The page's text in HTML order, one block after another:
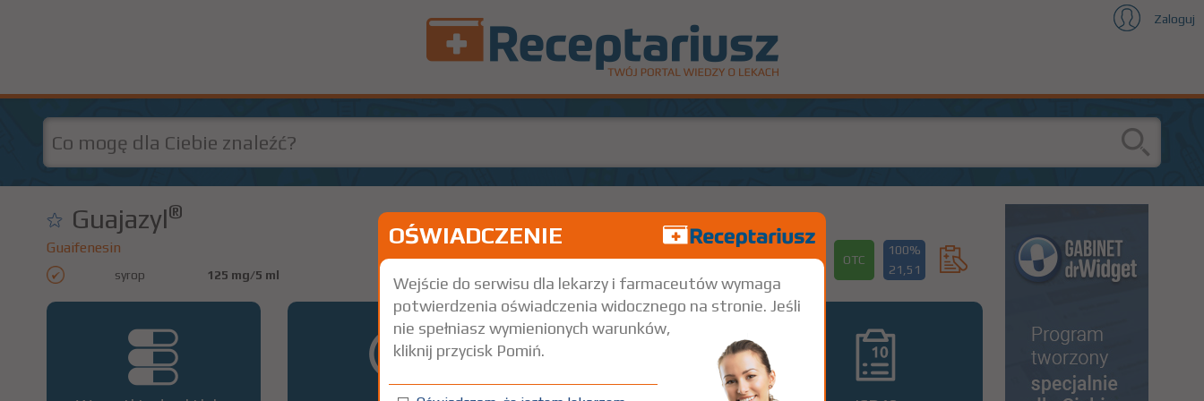
Zaloguj
Guajazyl®
Guaifenesin
syrop 125 mg/5 ml 1 but. 200 g Doustnie
OTC
100%
21,51
OŚWIADCZENIE
Wejście do serwisu dla lekarzy i farmaceutów wymaga
potwierdzenia oświadczenia widocznego na stronie. Jeśli
nie spełniasz wymienionych warunków,
kliknij przycisk Pomiń.